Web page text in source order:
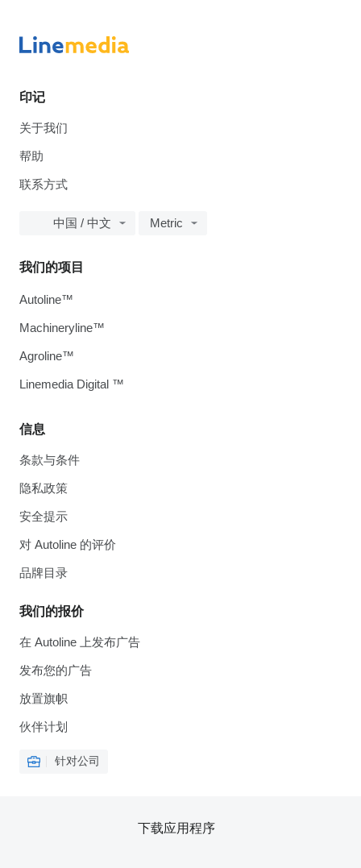
印记
关于我们
帮助
联系方式
中国 / 中文 Metric
信息
条款与条件
隐私政策
安全提示
对 Autoline 的评价
品牌目录
我们的报价
在 Autoline 上发布广告
发布您的广告
放置旗帜
伙伴计划
针对公司
我们的项目
Autoline™
Machineryline™
Agroline™
Linemedia Digital ™
下载应用程序